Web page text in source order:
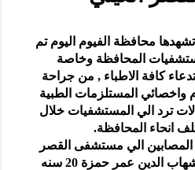
محافظة الفيوم اليوم تم
المحافظة وخاصة
كافة الاطباء , من جراحة
واخصائي المستلزمات الطبية
ترد الي المستشفيات خلال
انحاء المحافظة.
المصابين الي مستشفى القصر
العيني لخطورة حالته وهو “شهاب الدين عمر حمزة 20 سنه